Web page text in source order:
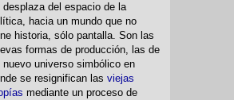
desplaza del espacio de la
hacia un mundo que no
historia, sólo pantalla. Son las
formas de producción, las de
nuevo universo simbólico en
se resignifican las viejas
mediante un proceso de